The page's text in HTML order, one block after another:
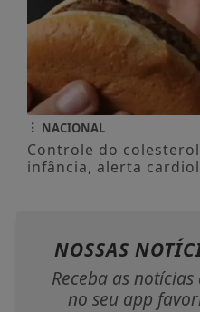
NACIONAL
Controle do
infância, alerta
NOSSAS
Receba as
no seu app